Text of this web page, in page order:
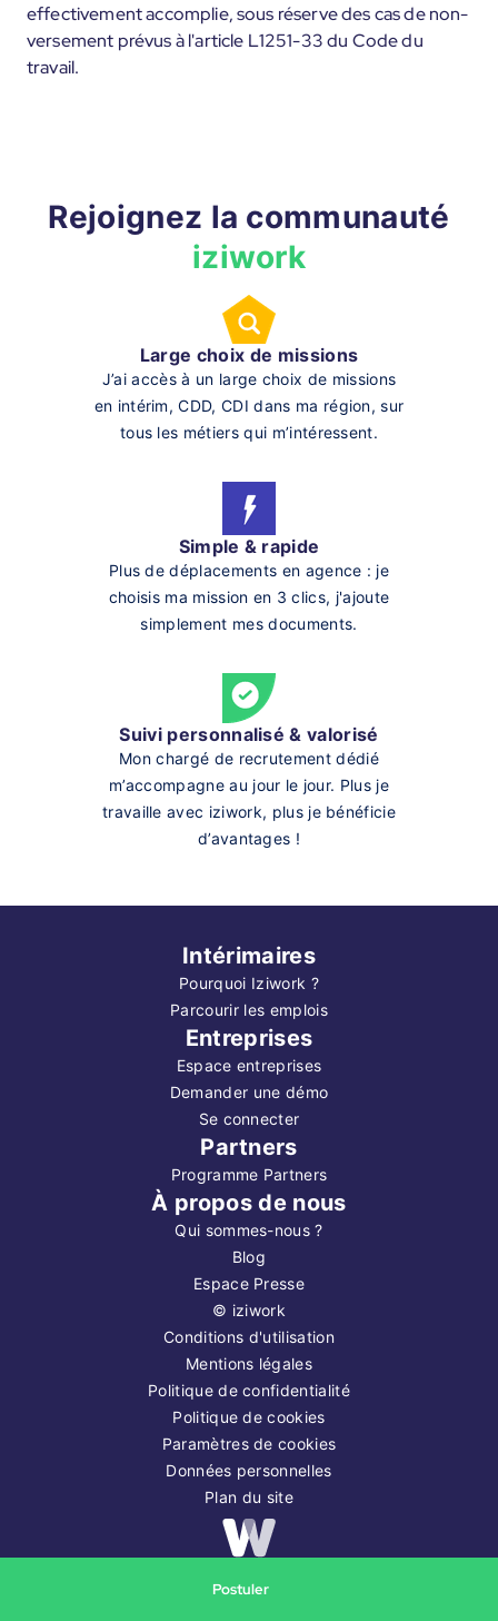
effectivement accomplie, sous réserve des cas de non-
versement prévus à l'article L1251-33 du Code du
travail.
Postuler
Rejoignez la communauté
iziwork
Large choix de missions
J’ai accès à un large choix de missions
en intérim, CDD, CDI dans ma région, sur
tous les métiers qui m’intéressent.
Simple & rapide
Plus de déplacements en agence : je
choisis ma mission en 3 clics, j'ajoute
simplement mes documents.
Suivi personnalisé & valorisé
Mon chargé de recrutement dédié
m’accompagne au jour le jour. Plus je
travaille avec iziwork, plus je bénéficie
d’avantages !
Intérimaires
Pourquoi Iziwork ?
Parcourir les emplois
Entreprises
Espace entreprises
Demander une démo
Se connecter
Partners
Programme Partners
À propos de nous
Qui sommes-nous ?
Blog
Espace Presse
© iziwork
Conditions d'utilisation
Mentions légales
Politique de confidentialité
Politique de cookies
Paramètres de cookies
Données personnelles
Plan du site